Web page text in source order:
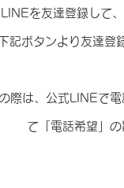
を友達登録して
下記ボタンより友達登
際は、公式LINEで
て「電話希望」